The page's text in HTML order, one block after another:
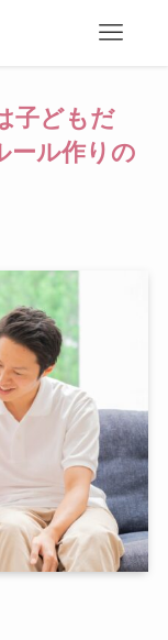
子どもだ
ール作りの